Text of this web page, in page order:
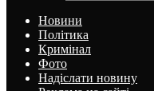
Новини
Політика
Кримінал
Фото
Надіслати новину